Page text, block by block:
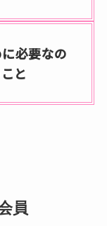
必要なの
と
員